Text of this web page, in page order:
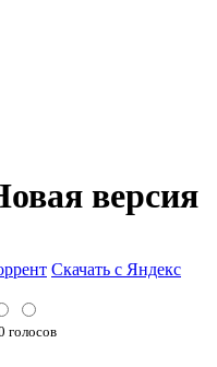
версия
Скачать с Яндекс
голосов